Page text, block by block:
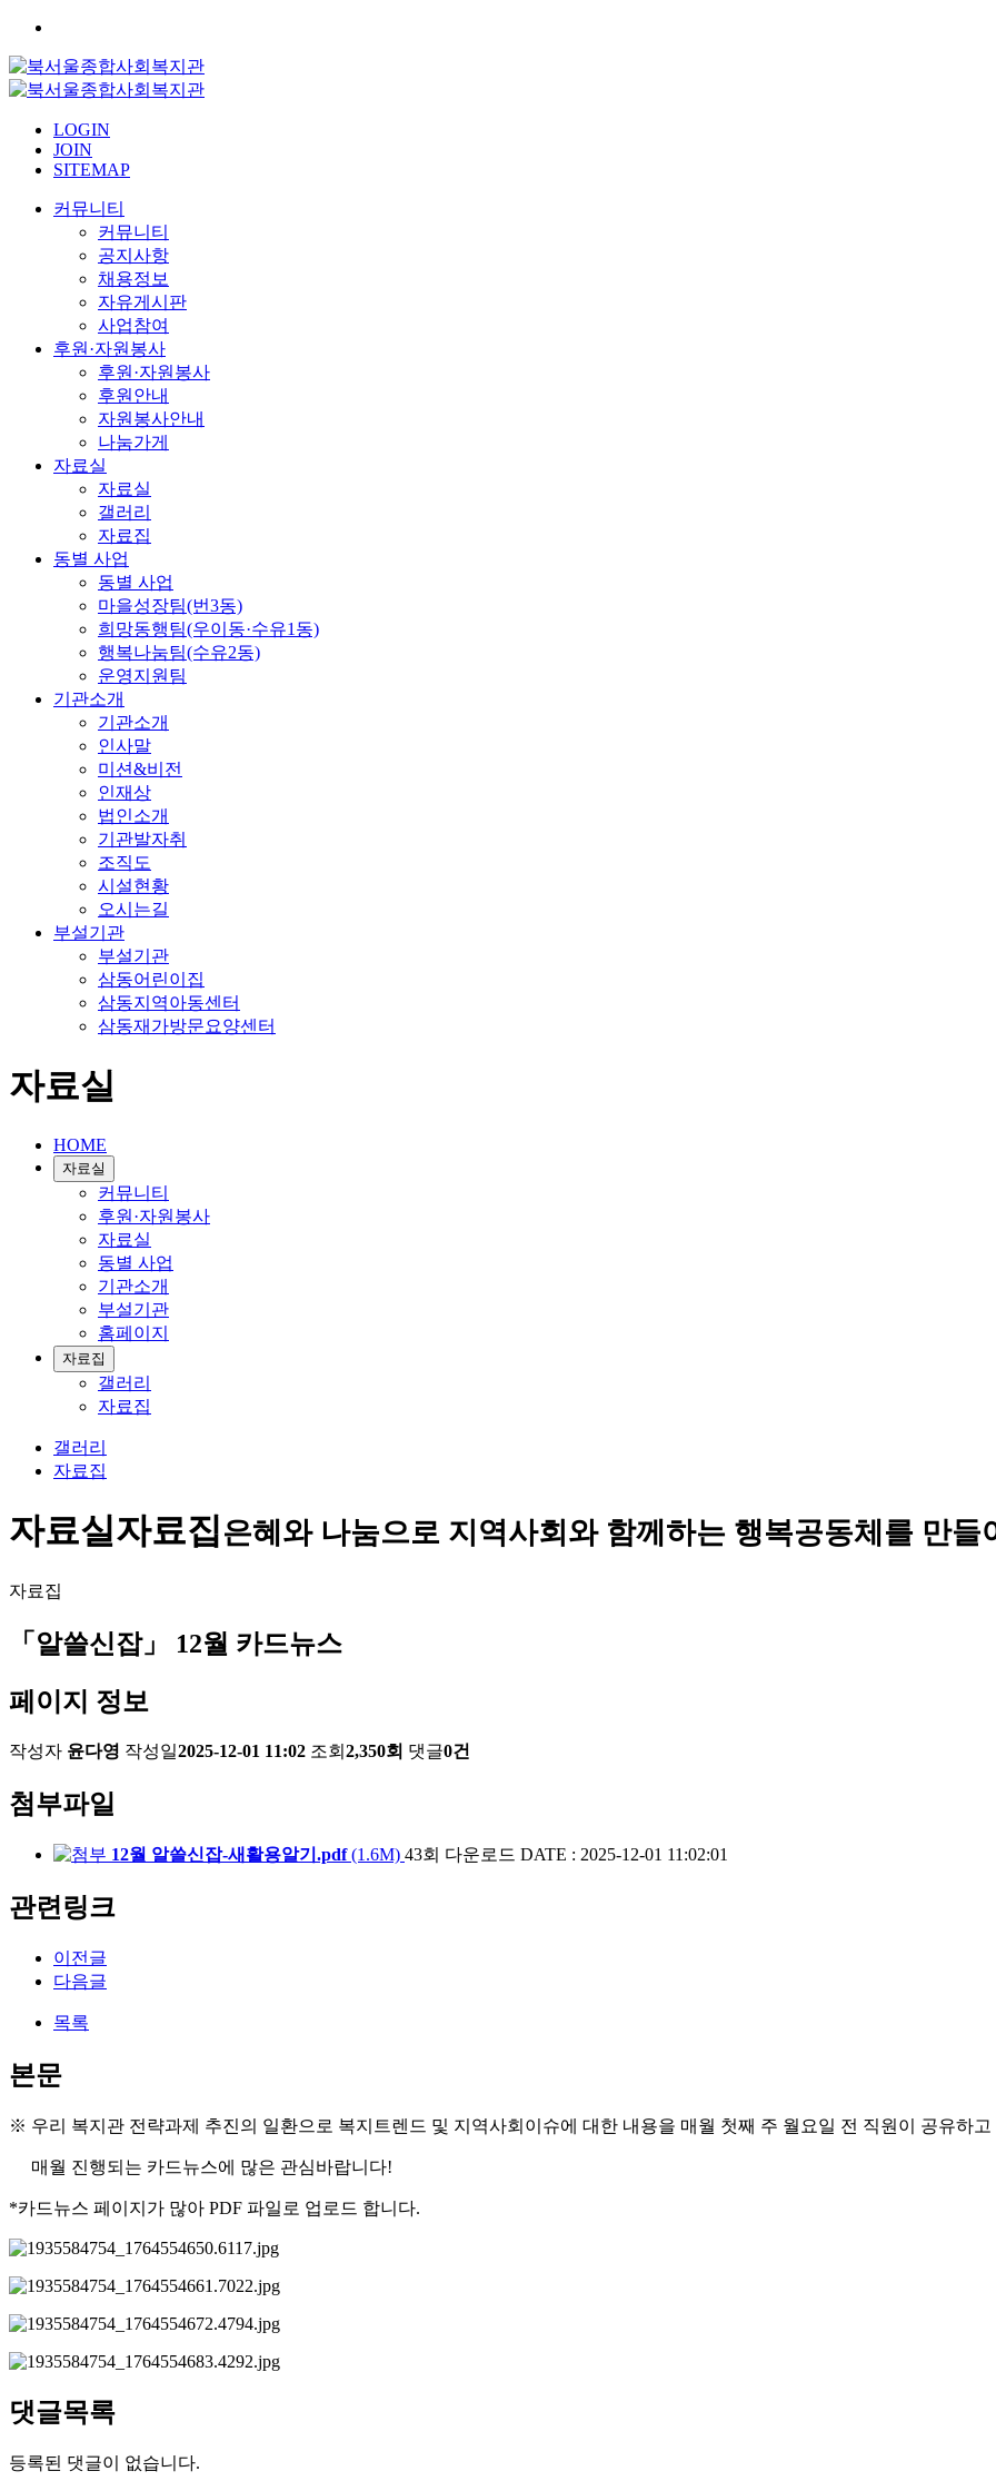
LOGIN
JOIN
SITEMAP
커뮤니티
커뮤니티
공지사항
채용정보
자유게시판
사업참여
후원·자원봉사
후원·자원봉사
후원안내
자원봉사안내
나눔가게
자료실
자료실
갤러리
자료집
동별 사업
동별 사업
마을성장팀(번3동)
희망동행팀(우이동·수유1동)
행복나눔팀(수유2동)
운영지원팀
기관소개
기관소개
인사말
미션&비전
인재상
법인소개
기관발자취
조직도
시설현황
오시는길
부설기관
부설기관
삼동어린이집
삼동지역아동센터
삼동재가방문요양센터
자료실
HOME
자료실
커뮤니티
후원·자원봉사
자료실
동별 사업
기관소개
부설기관
홈페이지
자료집
갤러리
자료집
갤러리
자료집
자료실자료집은혜와 나눔으로 지역사회와 함께하는 행복공동체를 만들
자료집
「알쓸신잡」 12월 카드뉴스
페이지 정보
작성자 윤다영 작성일2025-12-01 11:02 조회 2,350회 댓글0건
첨부파일
12월 알쓸신잡-새활용알기.pdf(1.6M) 43회 다운로드 DATE : 2025-12-01 11:02:01
관련링크
이전글
다음글
목록
본문
※ 우리 복지관 전략과제 추진의 일환으로 복지트렌드 및 지역사회이슈에 대한 내용을 매월 첫째 주 월요일 전 직원이 공유하고
매월 진행되는 카드뉴스에 많은 관심바랍니다!
*카드뉴스 페이지가 많아 PDF 파일로 업로드 합니다.
댓글목록
등록된 댓글이 없습니다.